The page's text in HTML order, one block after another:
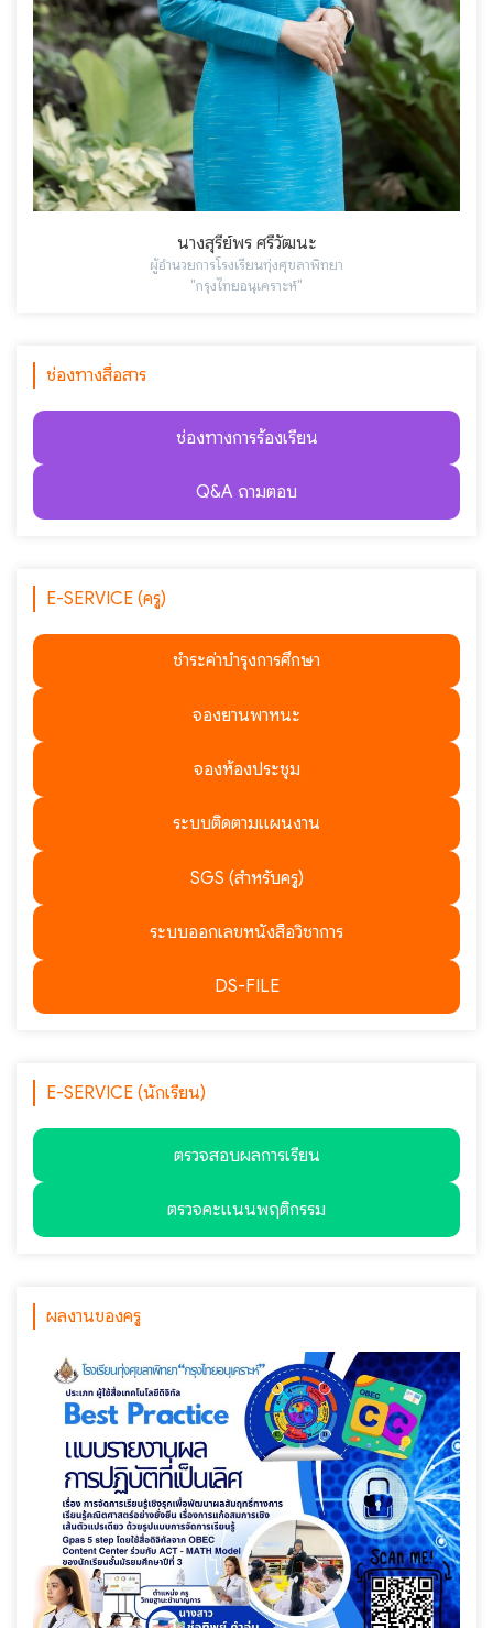
นางสุรีย์พร ศรีวัฒนะ
ผู้อำนวยการโรงเรียนทุ่งศุขลาพิทยา
"กรุงไทยอนุเคราะห์"
ช่องทางสื่อสาร
ช่องทางการร้องเรียน
Q&A ถามตอบ
E-SERVICE (ครู)
ชำระค่าบำรุงการศึกษา
จองยานพาหนะ
จองห้องประชุม
ระบบติดตามแผนงาน
SGS (สำหรับครู)
ระบบออกเลขหนังสือวิชาการ
DS-FILE
E-SERVICE (นักเรียน)
ตรวจสอบผลการเรียน
ตรวจคะแนนพฤติกรรม
ผลงานของครู